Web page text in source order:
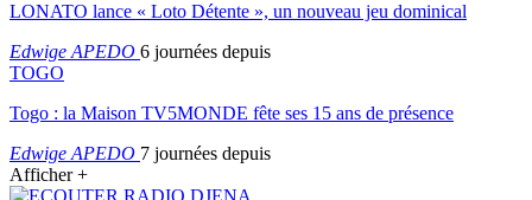
LONATO lance « Loto Détente », un nouveau jeu dominical
Edwige APEDO 6 journées depuis
TOGO
Togo : la Maison TV5MONDE fête ses 15 ans de présence
Edwige APEDO 7 journées depuis
Afficher +